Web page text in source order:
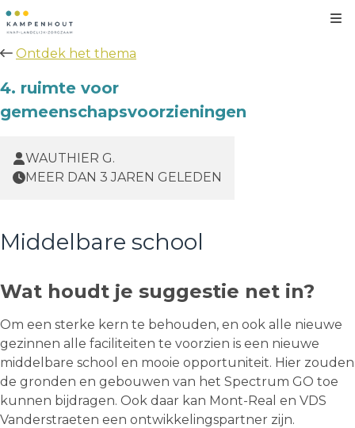
Ontdek het thema
4. ruimte voor
gemeenschapsvoorzieningen
WAUTHIER G.
MEER DAN 3 JAREN GELEDEN
Middelbare school
Wat houdt je suggestie net in?
Om een sterke kern te behouden, en ook alle nieuwe
gezinnen alle faciliteiten te voorzien is een nieuwe
middelbare school en mooie opportuniteit. Hier zouden
de gronden en gebouwen van het Spectrum GO toe
kunnen bijdragen. Ook daar kan Mont-Real en VDS
Vanderstraeten een ontwikkelingspartner zijn.